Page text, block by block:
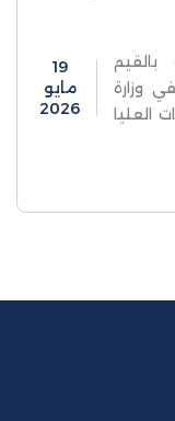
وزارة
العليا
19
مايو
2026